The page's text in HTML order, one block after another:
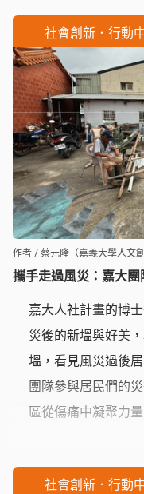
社會創新．行動
攜手走過風災：嘉大
作者 / 蔡元隆（嘉義大學人文
嘉大人社計畫的博
災後的新塭與好美
塭，看見風災過後
團隊參與居民們的
區從傷痛中凝聚力
社會創新．行動